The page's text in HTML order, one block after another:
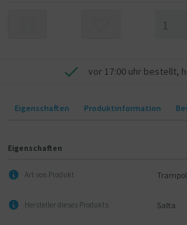
vor 17:00 uhr bestellt,
Eigenschaften Produktinformation
Eigenschaften
Art von Produkt
Hersteller dieses Produkts Salta